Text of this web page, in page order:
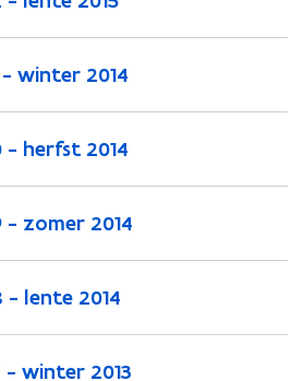
winter 2014
herfst 2014
zomer 2014
lente 2014
winter 2013